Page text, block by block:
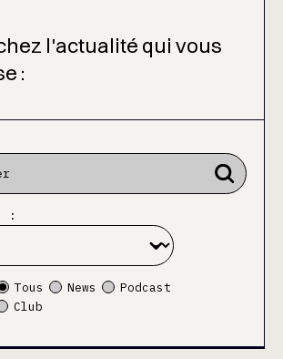
l'actualité qui vous
:
:
Tous News
Podcast
Club